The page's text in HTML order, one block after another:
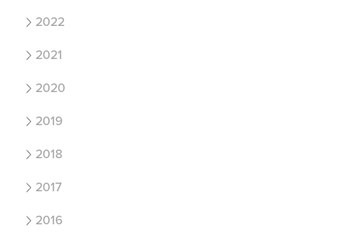
2022
2021
2020
2019
2018
2017
2016